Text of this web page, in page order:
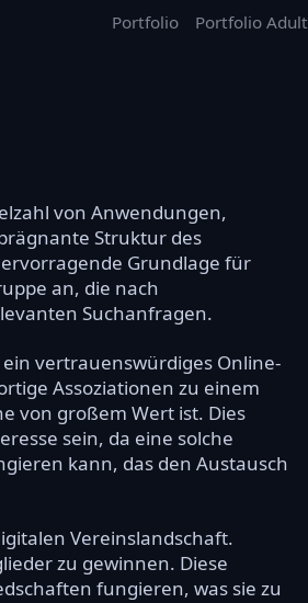
Portfolio Portfolio Adult
von Anwendungen,
Struktur des
Grundlage für
an, die nach
Suchanfragen.
vertrauenswürdiges Online-
Assoziationen zu einem
von großem Wert ist. Dies
sein, da eine solche
kann, das den Austausch
Vereinslandschaft.
zu gewinnen. Diese
fungieren, was sie zu